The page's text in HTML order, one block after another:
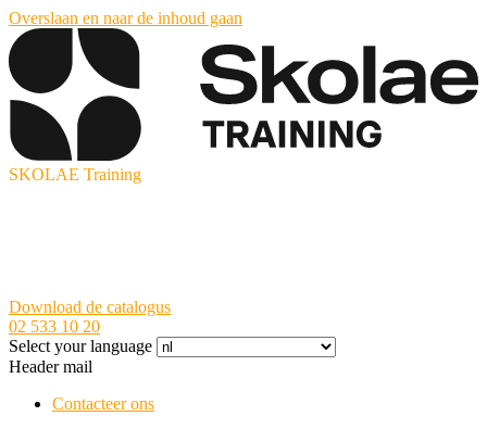
Overslaan en naar de inhoud gaan
SKOLAE Training
Download de catalogus
02 533 10 20
Select your language
Header mail
Contacteer ons